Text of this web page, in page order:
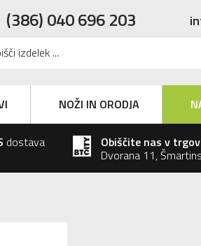
(386) 040 696 203
NOŽI IN ORODJA
dostava Obiščite nas v
Dvorana 11,